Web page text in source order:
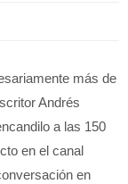
más de
Andrés
a las 150
en el canal
en